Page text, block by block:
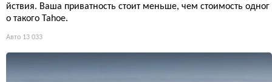
йствия. Ваша приватность стоит меньше, чем стоимость одног
о такого Tahoe.
Авто 13 033